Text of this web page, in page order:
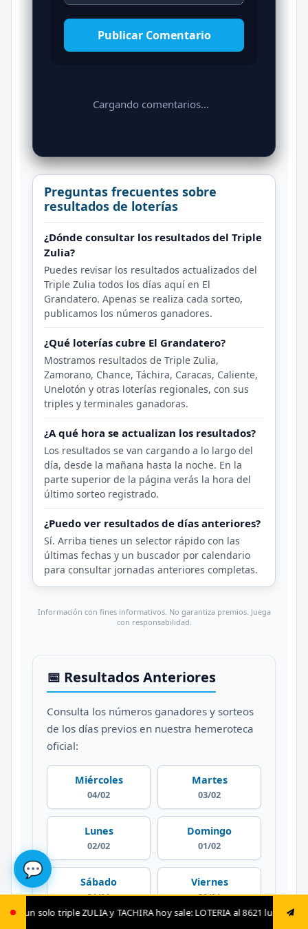
hoy sale: LOTERIA al 8621 luego envía ya: ANIMAL al 8621
Publicar Comentario
Cargando comentarios...
Preguntas frecuentes sobre
resultados de loterías
¿Dónde consultar los resultados del Triple
Zulia?
Puedes revisar los resultados actualizados del
Triple Zulia todos los días aquí en El
Grandatero. Apenas se realiza cada sorteo,
publicamos los números ganadores.
¿Qué loterías cubre El Grandatero?
Mostramos resultados de Triple Zulia,
Zamorano, Chance, Táchira, Caracas, Caliente,
Unelotón y otras loterías regionales, con sus
triples y terminales ganadoras.
¿A qué hora se actualizan los resultados?
Los resultados se van cargando a lo largo del
día, desde la mañana hasta la noche. En la
parte superior de la página verás la hora del
último sorteo registrado.
¿Puedo ver resultados de días anteriores?
Sí. Arriba tienes un selector rápido con las
últimas fechas y un buscador por calendario
para consultar jornadas anteriores completas.
Información con fines informativos. No garantiza premios. Juega
con responsabilidad.
📅 Resultados Anteriores
Consulta los números ganadores y sorteos
de los días previos en nuestra hemeroteca
oficial:
Miércoles
04/02
Martes
03/02
Lunes
02/02
Domingo
01/02
Sábado
31/01
Viernes
30/01
💬